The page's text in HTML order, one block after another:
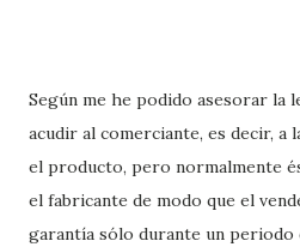
Según me he podido asesorar la
acudir al comerciante, es decir, a
el producto, pero normalmente
el fabricante de modo que el
garantía sólo durante un periodo